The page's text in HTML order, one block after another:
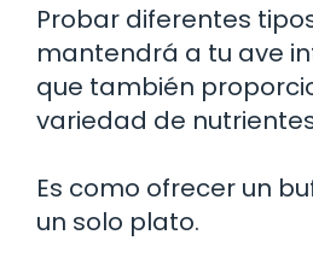
Probar diferentes
mantendrá a tu ave
que también
variedad de
Es como ofrecer un
un solo plato.